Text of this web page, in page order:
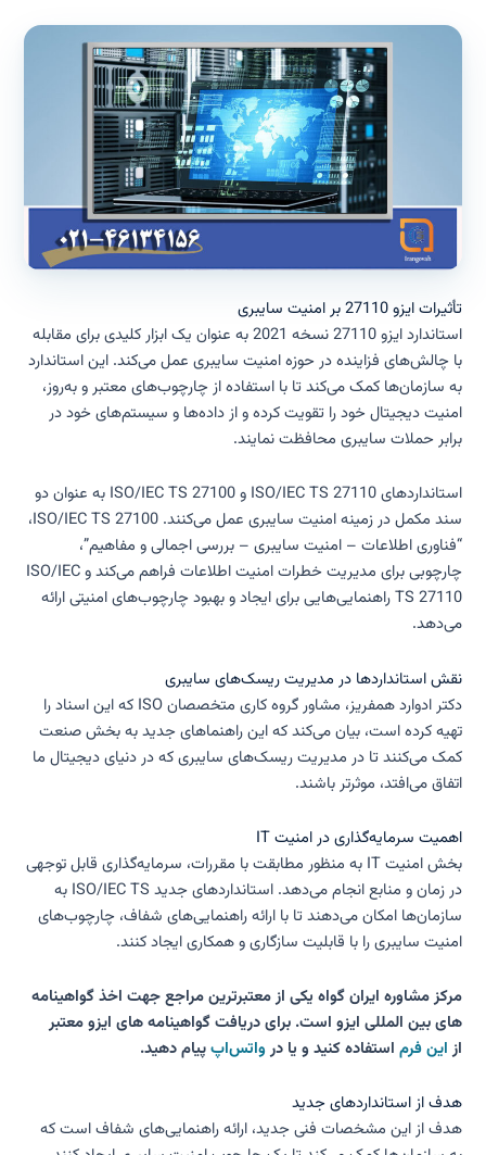
تأثیرات ایزو 27110 بر امنیت سایبری
استاندارد ایزو 27110 نسخه 2021 به عنوان یک ابزار کلیدی برای مقابله
با چالش‌های فزاینده در حوزه امنیت سایبری عمل می‌کند. این استاندارد
به سازمان‌ها کمک می‌کند تا با استفاده از چارچوب‌های معتبر و به‌روز،
امنیت دیجیتال خود را تقویت کرده و از داده‌ها و سیستم‌های خود در
برابر حملات سایبری محافظت نمایند.
استانداردهای ISO/IEC TS 27110 و ISO/IEC TS 27100 به عنوان دو
سند مکمل در زمینه امنیت سایبری عمل می‌کنند. ISO/IEC TS 27100،
“فناوری اطلاعات – امنیت سایبری – بررسی اجمالی و مفاهیم”،
چارچوبی برای مدیریت خطرات امنیت اطلاعات فراهم می‌کند و ISO/IEC
TS 27110 راهنمایی‌هایی برای ایجاد و بهبود چارچوب‌های امنیتی ارائه
می‌دهد.
نقش استانداردها در مدیریت ریسک‌های سایبری
دکتر ادوارد همفریز، مشاور گروه کاری متخصصان ISO که این اسناد را
تهیه کرده است، بیان می‌کند که این راهنماهای جدید به بخش صنعت
کمک می‌کنند تا در مدیریت ریسک‌های سایبری که در دنیای دیجیتال ما
اتفاق می‌افتد، موثرتر باشند.
اهمیت سرمایه‌گذاری در امنیت IT
بخش امنیت IT به منظور مطابقت با مقررات، سرمایه‌گذاری قابل توجهی
در زمان و منابع انجام می‌دهد. استانداردهای جدید ISO/IEC TS به
سازمان‌ها امکان می‌دهند تا با ارائه راهنمایی‌های شفاف، چارچوب‌های
امنیت سایبری را با قابلیت سازگاری و همکاری ایجاد کنند.
مرکز مشاوره ایران گواه یکی از معتبرترین مراجع جهت اخذ گواهینامه
های بین المللی ایزو است. برای دریافت گواهینامه های ایزو معتبر
ازاین فرم استفاده کنید و یا درواتس‌اپپیام دهید.
هدف از استانداردهای جدید
هدف از این مشخصات فنی جدید، ارائه راهنمایی‌های شفاف است که